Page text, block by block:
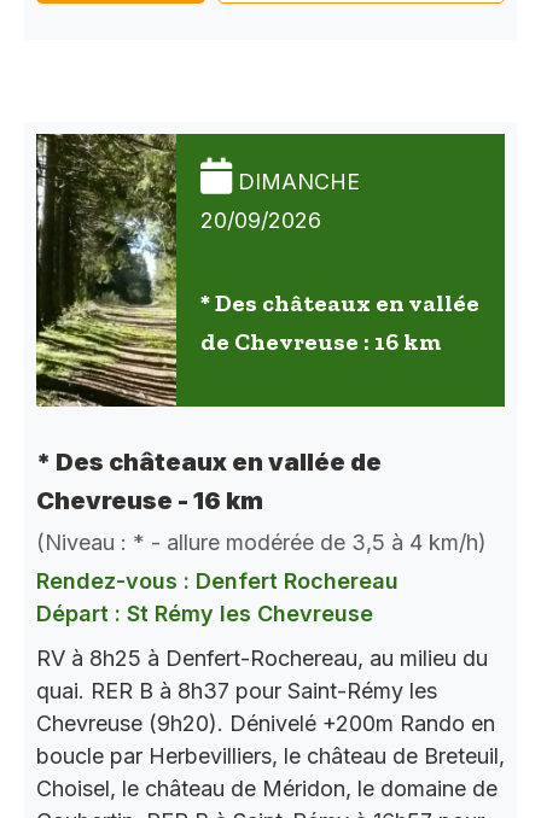
DIMANCHE
20/09/2026
* Des châteaux en vallée
de Chevreuse : 16 km
* Des châteaux en vallée de
Chevreuse - 16 km
(Niveau : * - allure modérée de 3,5 à 4 km/h)
Rendez-vous : Denfert Rochereau
Départ : St Rémy les Chevreuse
RV à 8h25 à Denfert-Rochereau, au milieu du
quai. RER B à 8h37 pour Saint-Rémy les
Chevreuse (9h20). Dénivelé +200m Rando en
boucle par Herbevilliers, le château de Breteuil,
Choisel, le château de Méridon, le domaine de